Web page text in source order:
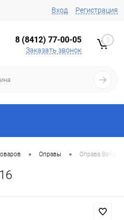
Вход Регистрация
8 (8412) 77-00-05
Заказать звонок
0
• Оправы • Оправа Baniss